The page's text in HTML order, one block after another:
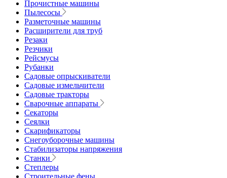
Прочистные машины
Пылесосы
Разметочные машины
Расширители для труб
Резаки
Резчики
Рейсмусы
Рубанки
Садовые опрыскиватели
Садовые измельчители
Садовые тракторы
Сварочные аппараты
Секаторы
Сеялки
Скарификаторы
Снегоуборочные машины
Стабилизаторы напряжения
Станки
Степлеры
Строительные фены